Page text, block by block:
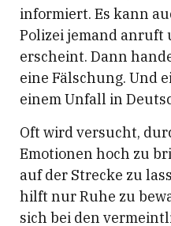
informiert. Es kann
Polizei jemand anruft
erscheint. Dann
eine Fälschung. Und
einem Unfall in
Oft wird versucht,
Emotionen hoch zu
auf der Strecke zu
hilft nur Ruhe zu
sich bei den